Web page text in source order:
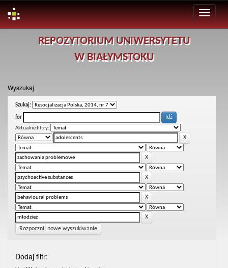
REPOZYTORIUM UNIWERSYTETU
W BIAŁYMSTOKU
Wyszukaj
Szukaj:
for
Aktualne filtry:
Rozpocznij nowe wyszukiwanie
Dodaj filtr: